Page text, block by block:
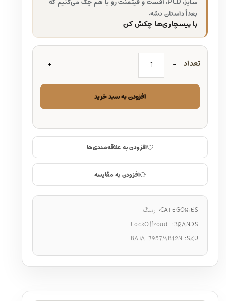
بعداً داستان نشه.
با بیسچاری‌ها چکش کن
تعداد
افزودن به سبد خرید
افزودن به علاقه‌مندی‌ها
افزودن به مقایسه
CATEGORIES: رینگ
BRANDS:
LockOffroad
SKU:
BAJA-7957MB12N